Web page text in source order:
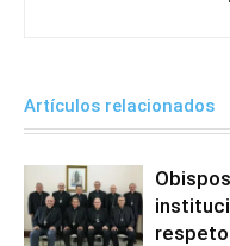
Artículos relacionados